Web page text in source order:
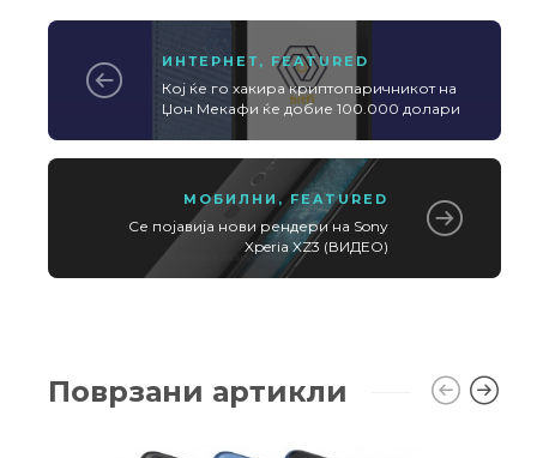
ИНТЕРНЕТ , FEATURED
Кој ќе го хакира криптопаричникот на
Џон Мекафи ќе добие 100.000 долари
МОБИЛНИ , FEATURED
Се појавија нови рендери на Sony
Xperia XZ3 (ВИДЕО)
Поврзани артикли